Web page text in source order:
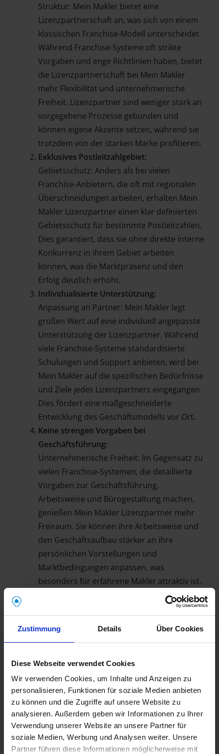
Zustimmung Details Über Cookies
Diese Webseite verwendet Cookies
Wir verwenden Cookies, um Inhalte und Anzeigen zu
personalisieren, Funktionen für soziale Medien anbieten
zu können und die Zugriffe auf unsere Website zu
analysieren. Außerdem geben wir Informationen zu Ihrer
Verwendung unserer Website an unsere Partner für
soziale Medien, Werbung und Analysen weiter. Unsere
Partner führen diese Informationen möglicherweise mit
Struktur: Mein Makler bietet eine
Lizenzpartnerschaft an, was sich von einem
klassischen Franchise-Modell unterscheidet.
Während Franchise-Systeme oft strikte
Vorgaben und enge Richtlinien haben, bietet
die Lizenzpartnerschaft bei Mein Makler
mehr Flexibilität und unternehmerische
Freiheit. Lizenzpartner sind weniger stark an
vorgegebene Prozesse gebunden und
können eigene Akzente setzen, während sie
trotzdem von der starken Marke profitieren.
Exklusives Postleitzahlgebiet:
Gebietsschutz: Anders als bei vielen
Franchise-Anbietern, die oft mit regionalen
Überschneidungen arbeiten, erhalten Mein
Makler Lizenzpartner einen klar definierten
Gebietsschutz für bestimmte Postleitzahlen.
Dies garantiert, dass sie ohne direkte interne
Konkurrenz in ihrem Gebiet arbeiten
können, was die Marktpräsenz und den
Erfolg deutlich erhöht.
Individualisierte Unterstützung:
Anpassung an Partner: Mein Makler legt
großen Wert auf eine individuell angepasste
Unterstützung der Lizenzpartner. Während
viele Franchise-Systeme standardisierte
Schulungen und Support anbieten, wird bei
Mein Makler auf die spezifischen Bedürfnisse
und Ziele jedes Lizenzpartners eingegangen.
Dies fördert eine maßgeschneiderte
Entwicklung des Geschäftsmodells vor Ort.
Keine strengen Vorgaben bei
Geschäftsführung:
Unternehmerische Freiheit: Im Gegensatz zu
vielen Franchise-Systemen, die detaillierte
Vorgaben zur Geschäftsführung,
Arbeitsweise und Bürogestaltung machen,
genießen Mein Makler Lizenzpartner mehr
Freiraum. Sie können ihre Arbeitsweise und
den Geschäftsaufbau stärker an ihre
persönlichen Vorstellungen und
Marktbedingungen anpassen, was
besonders für erfahrene Makler attraktiv ist.
wesentlicher Unterschied zu anderen
Anbietern ist die bereits bestehende starke
Lizenzpartner starten nicht bei Null, sondern
profitieren sofort von einer gut
positionierten Webseite, die bereits für
relevante Suchbegriffe in den
Suchmaschinen optimiert ist. Dies bietet
einen erheblichen Vorteil gegenüber
anderen Franchise-Systemen, die